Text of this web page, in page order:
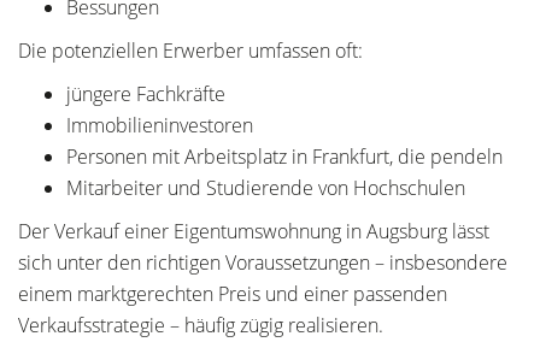
Bessungen
Die potenziellen Erwerber umfassen oft:
jüngere Fachkräfte
Immobilieninvestoren
Personen mit Arbeitsplatz in Frankfurt, die pendeln
Mitarbeiter und Studierende von Hochschulen
Der Verkauf einer Eigentumswohnung in Augsburg lässt
sich unter den richtigen Voraussetzungen – insbesondere
einem marktgerechten Preis und einer passenden
Verkaufsstrategie – häufig zügig realisieren.